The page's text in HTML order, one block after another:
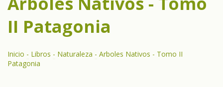
II Patagonia
Inicio - Libros - Naturaleza - Arboles Nativos - Tomo II
Patagonia